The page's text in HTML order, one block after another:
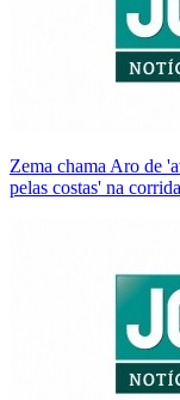
Zema chama Aro de
pelas costas' na